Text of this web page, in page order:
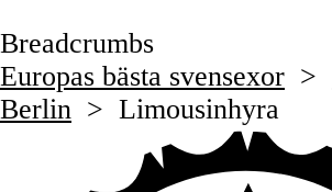
Breadcrumbs
Europas bästa svensexor >
Berlin > Limousinhyra